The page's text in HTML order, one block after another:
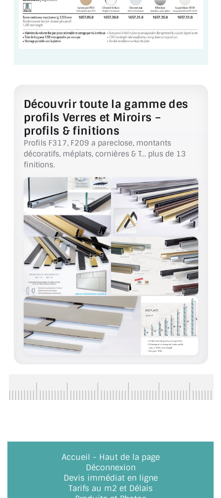
VERRE TREMPÉ (SÉCURIT)
PAROI DE DOUCHE
VERRE LAQUÉ/CRÉDENCE
VERRE FEUILLETÉ/TREMPÉ
DALLE DE SOL EN VERRE
PORTE EN VERRE
GARDE CORPS EN VERRE
VERRIÈRE TYPE ATELIER
VERRES TEXTURÉS
PLEXIGLAS PMMA
DOUBLE VITRAGE
ACCESSOIRES & QUINCAILLERIE
CATALOGUE DE PROFILS ET FIXATION DU
VERRE
LES FIXATIONS POUR MIROIR
LES CHARNIÈRES DE PORTE EN VERRE
BOUTONS ET POIGNÉES
Découvrir toute la gamme des
profils Verres et Miroirs –
profils & finitions
Profils F317, F209 a pareclose, montants
décoratifs, méplats, cornières & T… plus de 13
finitions.
Accueil - Haut de la page
Déconnexion
Devis immédiat en ligne
Tarifs au m2 et Délais